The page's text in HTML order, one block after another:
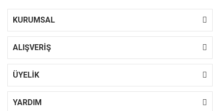
KURUMSAL
ALIŞVERİŞ
ÜYELİK
YARDIM